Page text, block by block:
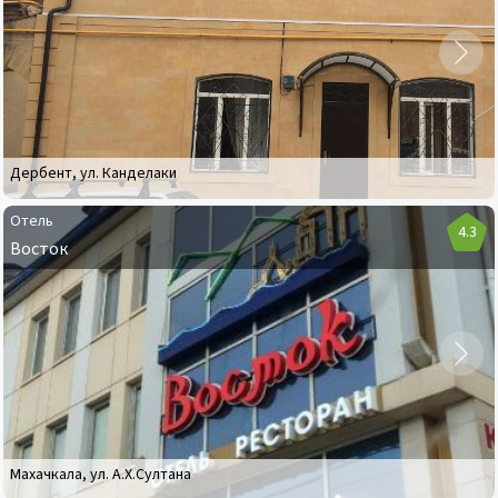
Дербент,ул. Канделаки
Отель
Восток
Отель
Восток
Махачкала, ул. А.Х.Султана
4.3